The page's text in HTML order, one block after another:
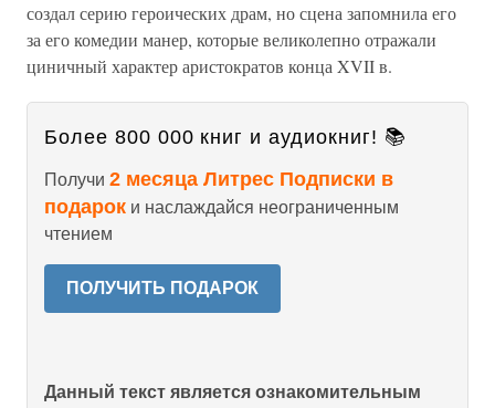
создал серию героических драм, но сцена запомнила его
за его комедии манер, которые великолепно отражали
циничный характер аристократов конца XVII в.
Более 800 000 книг и аудиокниг! 📚
Получи 2 месяца Литрес Подписки в
подарок и наслаждайся неограниченным
чтением
ПОЛУЧИТЬ ПОДАРОК
Данный текст является ознакомительным